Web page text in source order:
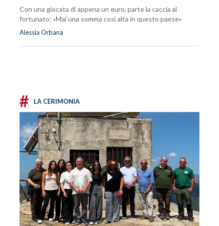
Con una giocata di appena un euro, parte la caccia al
fortunato: «Mai una somma così alta in questo paese»
Alessia Orbana
# LA CERIMONIA